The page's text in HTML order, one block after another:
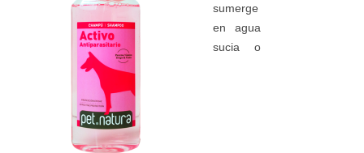
sumerge
en agua
sucia o